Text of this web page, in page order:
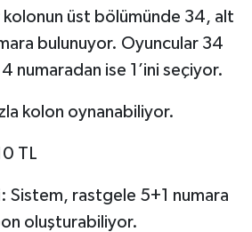
kolonun üst bölümünde 34, alt
bulunuyor. Oyuncular 34
numaradan ise 1’ini seçiyor.
kolon oynanabiliyor.
TL
Sistem, rastgele 5+1 numara
oluşturabiliyor.